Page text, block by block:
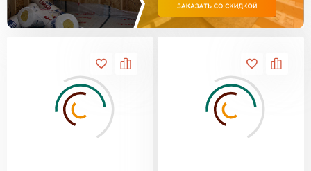
Утеплитель Эковер
Утеплитель Тимплэкс
ПЕРЕЙТИ
Утеплитель Термит
Утеплитель Isotec
Утеплитель Ruspanel